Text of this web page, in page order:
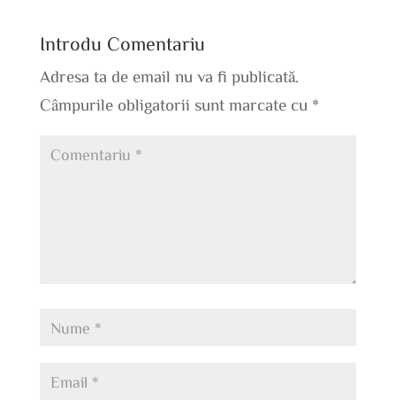
Introdu Comentariu
Adresa ta de email nu va fi publicată.
Câmpurile obligatorii sunt marcate cu *